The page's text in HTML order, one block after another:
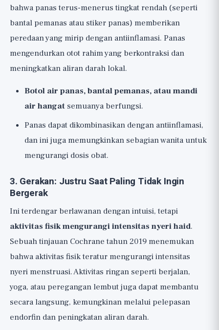
bahwa panas terus-menerus tingkat rendah (seperti
bantal pemanas atau stiker panas) memberikan
peredaan yang mirip dengan antiinflamasi. Panas
mengendurkan otot rahim yang berkontraksi dan
meningkatkan aliran darah lokal.
Botol air panas, bantal pemanas, atau mandi
air hangat semuanya berfungsi.
Panas dapat dikombinasikan dengan antiinflamasi,
dan ini juga memungkinkan sebagian wanita untuk
mengurangi dosis obat.
3. Gerakan: Justru Saat Paling Tidak Ingin
Bergerak
Ini terdengar berlawanan dengan intuisi, tetapi
aktivitas fisik mengurangi intensitas nyeri haid.
Sebuah tinjauan Cochrane tahun 2019 menemukan
bahwa aktivitas fisik teratur mengurangi intensitas
nyeri menstruasi. Aktivitas ringan seperti berjalan,
yoga, atau peregangan lembut juga dapat membantu
secara langsung, kemungkinan melalui pelepasan
endorfin dan peningkatan aliran darah.